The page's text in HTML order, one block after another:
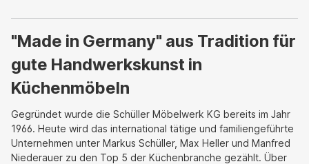
"Made in Germany" aus Tradition für
gute Handwerkskunst in
Küchenmöbeln
Gegründet wurde die Schüller Möbelwerk KG bereits im Jahr
1966. Heute wird das international tätige und familiengeführte
Unternehmen unter Markus Schüller, Max Heller und Manfred
Niederauer zu den Top 5 der Küchenbranche gezählt. Über